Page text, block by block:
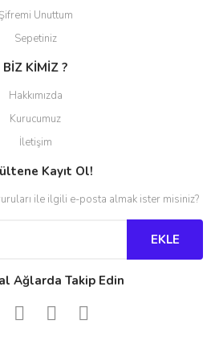
Şifremi Unuttum
Sepetiniz
BİZ KİMİZ ?
Hakkımızda
Kurucumuz
İletişim
Kayıt Ol!
ile ilgili e-posta almak ister misiniz?
EKLE
Ağlarda Takip Edin